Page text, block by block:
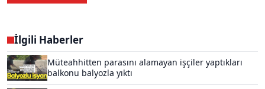
İlgili Haberler
Müteahhitten parasını alamayan işçiler yaptıkları
balkonu balyozla yıktı